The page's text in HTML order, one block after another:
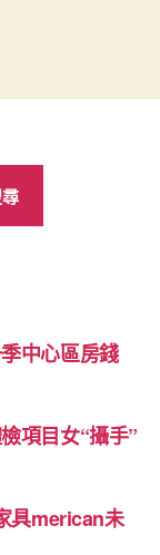
中心區房錢
項目女“攝手”
具merican未